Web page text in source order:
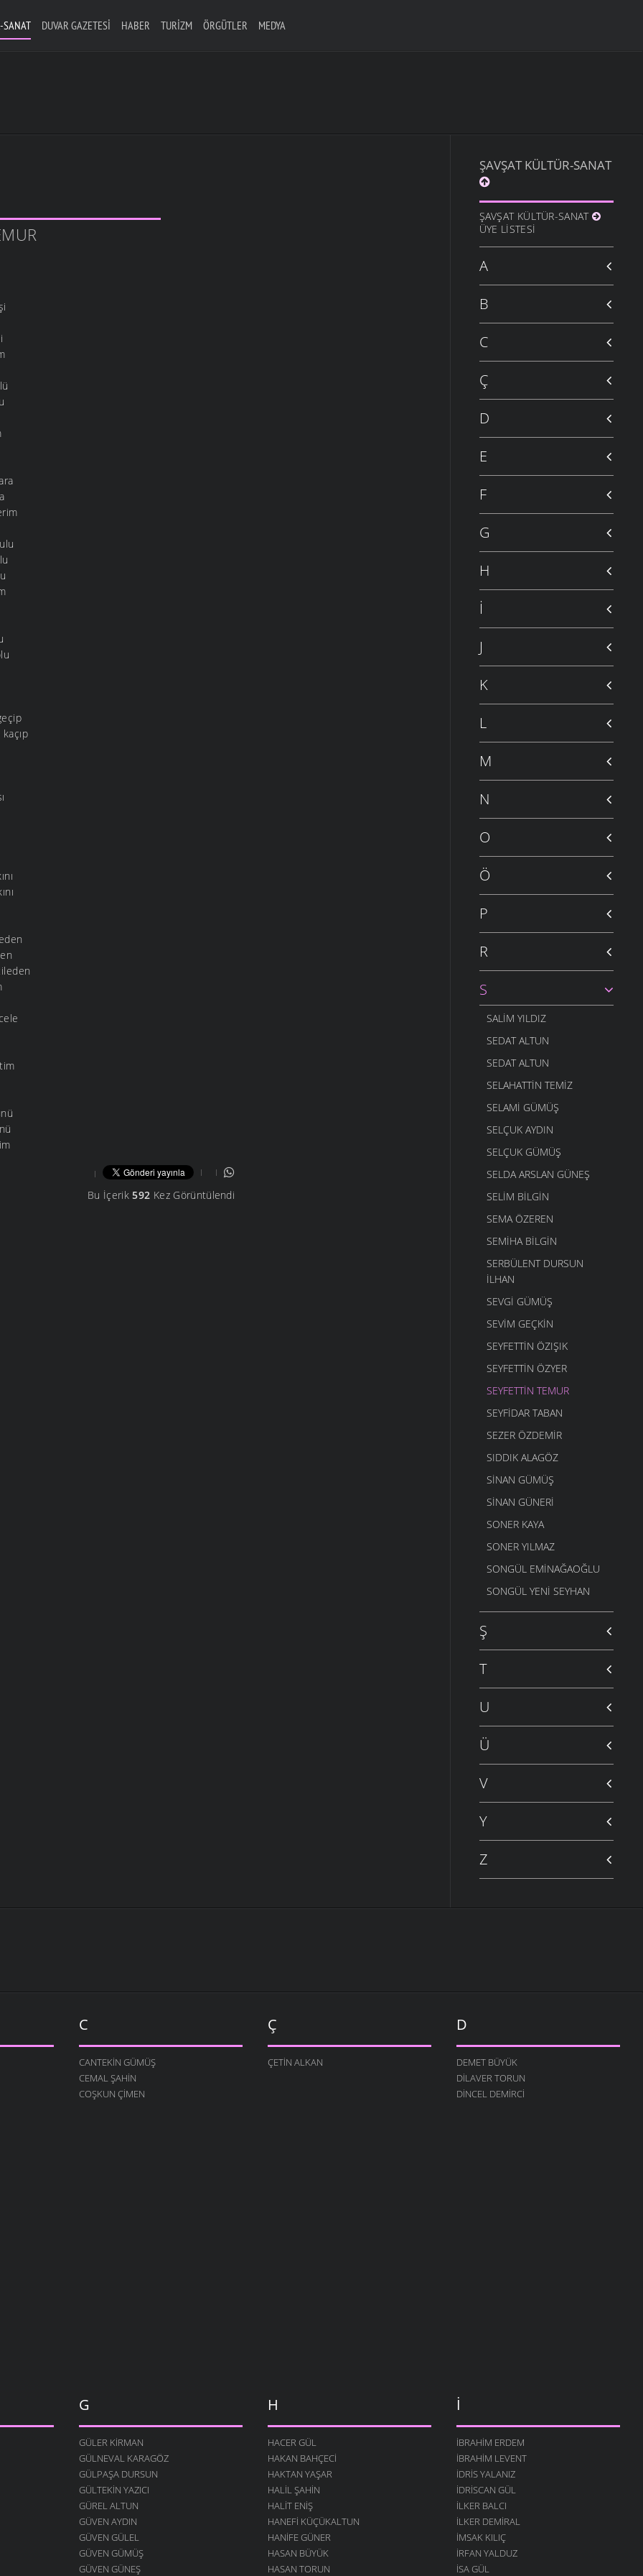
SANAT DUVAR GAZETESI HABER TURIZM ÖRGÜTLER MEDYA
Bu İçerik592 Kez Görüntülendi
ŞAVŞAT KÜLTÜR-SANAT
ŞAVŞAT KÜLTÜR-SANAT
ÜYE LISTESI
A
B
C
Ç
D
E
F
G
H
İ
J
K
L
M
N
O
Ö
P
R
S
SALIM YILDIZ
SEDAT ALTUN
SEDAT ALTUN
SELAHATTIN TEMIZ
SELAMI GÜMÜŞ
SELÇUK AYDIN
SELÇUK GÜMÜŞ
SELDA ARSLAN GÜNEŞ
SELIM BILGIN
SEMA ÖZEREN
SEMIHA BILGIN
SERBÜLENT DURSUN
İLHAN
SEVGI GÜMÜŞ
SEVIM GEÇKIN
SEYFETTIN ÖZIŞIK
SEYFETTIN ÖZYER
SEYFETTIN TEMUR
SEYFIDAR TABAN
SEZER ÖZDEMIR
SIDDIK ALAGÖZ
SINAN GÜMÜŞ
SINAN GÜNERI
SONER KAYA
SONER YILMAZ
SONGÜL EMINAĞAOĞLU
SONGÜL YENI SEYHAN
Ş
T
U
Ü
V
Y
Z
C
CANTEKIN GÜMÜŞ
CEMAL ŞAHIN
COŞKUN ÇIMEN
Ç
ÇETIN ALKAN
D
DEMET BÜYÜK
DILAVER TORUN
DINCEL DEMIRCI
G
GÜLER KIRMAN
GÜLNEVAL KARAGÖZ
GÜLPAŞA DURSUN
GÜLTEKIN YAZICI
GÜREL ALTUN
GÜVEN AYDIN
GÜVEN GÜLEL
GÜVEN GÜMÜŞ
GÜVEN GÜNEŞ
H
HACER GÜL
HAKAN BAHÇECI
HAKTAN YAŞAR
HALIL ŞAHIN
HALIT ENIŞ
HANEFI KÜÇÜKALTUN
HANIFE GÜNER
HASAN BÜYÜK
HASAN TORUN
İ
İBRAHIM ERDEM
İBRAHIM LEVENT
İDRIS YALANIZ
IDRISCAN GÜL
İLKER BALCI
İLKER DEMIRAL
İMSAK KILIÇ
İRFAN YALDUZ
ISA GÜL